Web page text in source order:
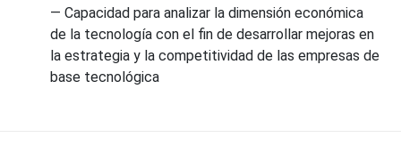
— Capacidad para analizar la dimensión económica
de la tecnología con el fin de desarrollar mejoras en
la estrategia y la competitividad de las empresas de
base tecnológica